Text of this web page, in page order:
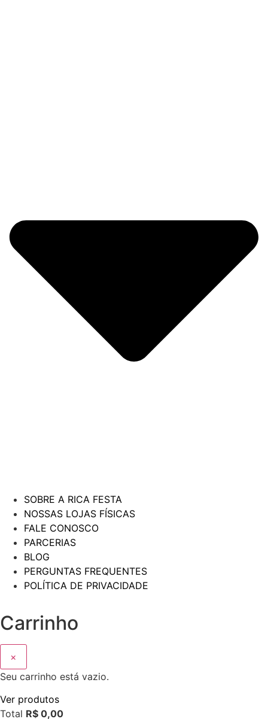
SOBRE A RICA FESTA
NOSSAS LOJAS FÍSICAS
FALE CONOSCO
PARCERIAS
BLOG
PERGUNTAS FREQUENTES
POLÍTICA DE PRIVACIDADE
Carrinho
×
Seu carrinho está vazio.
Ver produtos
Total R$ 0,00